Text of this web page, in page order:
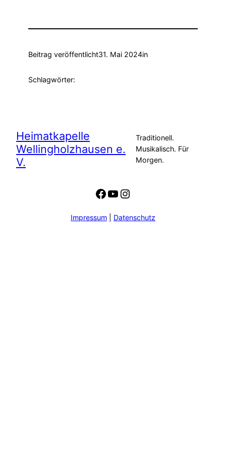
Beitrag veröffentlicht31. Mai 2024in
Schlagwörter:
Heimatkapelle
Wellingholzhausen e.
V.
Traditionell.
Musikalisch. Für
Morgen.
Facebook
YouTube
Instagram
Impressum Datenschutz